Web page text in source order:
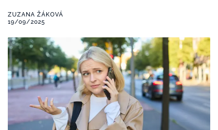
Všechny kategorie
Seberozvoj
Všechny kategorie
Životní styl
ZÁBAVA
Všechny kategorie
Testy a kvízy
BYDLENÍ
Všechny kategorie
Tvoření
BurdaMedia
Extra
ZUZANA ŽÁKOVÁ
19/09/2025